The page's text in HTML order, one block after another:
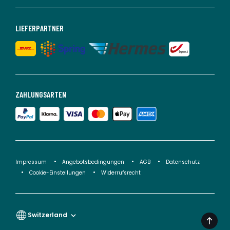
ZAHLUNGSARTEN
LIEFERPARTNER
Impressum Angebotsbedingungen AGB
Datenschutz
Cookie-Einstellungen
Widerrufsrecht
Switzerland